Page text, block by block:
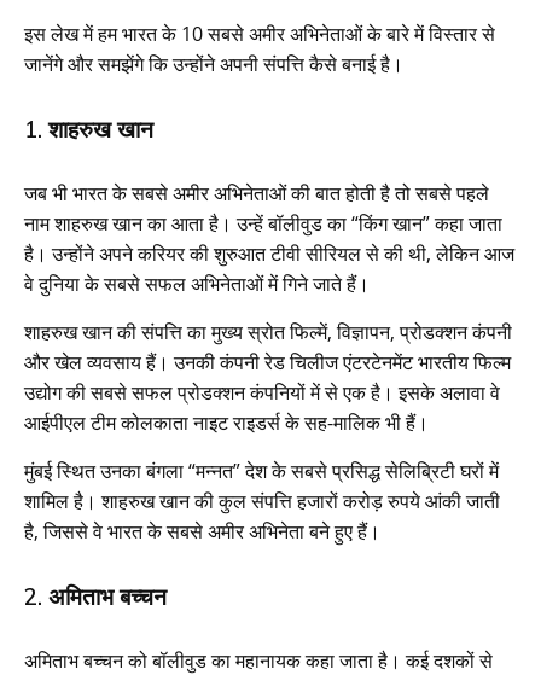
इस लेख में हम भारत के 10 सबसे अमीर अभिनेताओं के बारे में विस्तार से
जानेंगे और समझेंगे कि उन्होंने अपनी संपत्ति कैसे बनाई है।
1. शाहरुख खान
जब भी भारत के सबसे अमीर अभिनेताओं की बात होती है तो सबसे पहले
नाम शाहरुख खान का आता है। उन्हें बॉलीवुड का “किंग खान” कहा जाता
है। उन्होंने अपने करियर की शुरुआत टीवी सीरियल से की थी, लेकिन आज
वे दुनिया के सबसे सफल अभिनेताओं में गिने जाते हैं।
शाहरुख खान की संपत्ति का मुख्य स्रोत फिल्में, विज्ञापन, प्रोडक्शन कंपनी
और खेल व्यवसाय हैं। उनकी कंपनी रेड चिलीज एंटरटेनमेंट भारतीय फिल्म
उद्योग की सबसे सफल प्रोडक्शन कंपनियों में से एक है। इसके अलावा वे
आईपीएल टीम कोलकाता नाइट राइडर्स के सह-मालिक भी हैं।
मुंबई स्थित उनका बंगला “मन्नत” देश के सबसे प्रसिद्ध सेलिब्रिटी घरों में
शामिल है। शाहरुख खान की कुल संपत्ति हजारों करोड़ रुपये आंकी जाती
है, जिससे वे भारत के सबसे अमीर अभिनेता बने हुए हैं।
2. अमिताभ बच्चन
अमिताभ बच्चन को बॉलीवुड का महानायक कहा जाता है। कई दशकों से